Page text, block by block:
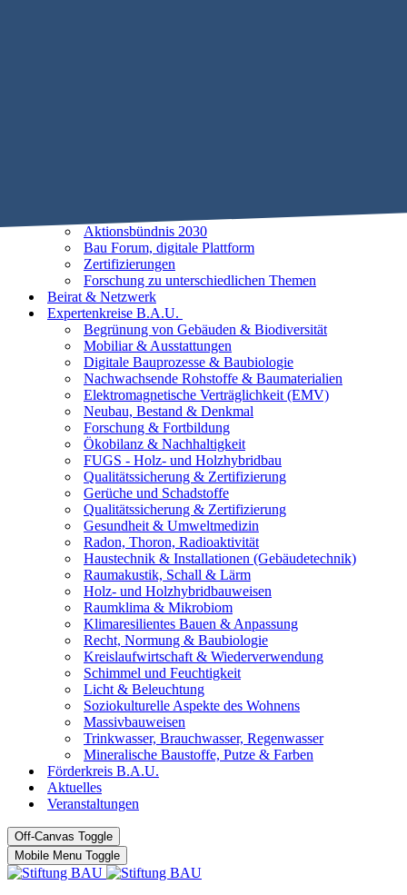
Aktionsbündnis 2030
Bau Forum, digitale Plattform
Zertifizierungen
Forschung zu unterschiedlichen Themen
Beirat & Netzwerk
Expertenkreise B.A.U.
Begrünung von Gebäuden & Biodiversität
Mobiliar & Ausstattungen
Digitale Bauprozesse & Baubiologie
Nachwachsende Rohstoffe & Baumaterialien
Elektromagnetische Verträglichkeit (EMV)
Neubau, Bestand & Denkmal
Forschung & Fortbildung
Ökobilanz & Nachhaltigkeit
FUGS - Holz- und Holzhybridbau
Qualitätssicherung & Zertifizierung
Gerüche und Schadstoffe
Qualitätssicherung & Zertifizierung
Gesundheit & Umweltmedizin
Radon, Thoron, Radioaktivität
Haustechnik & Installationen (Gebäudetechnik)
Raumakustik, Schall & Lärm
Holz- und Holzhybridbauweisen
Raumklima & Mikrobiom
Klimaresilientes Bauen & Anpassung
Recht, Normung & Baubiologie
Kreislaufwirtschaft & Wiederverwendung
Schimmel und Feuchtigkeit
Licht & Beleuchtung
Soziokulturelle Aspekte des Wohnens
Massivbauweisen
Trinkwasser, Brauchwasser, Regenwasser
Mineralische Baustoffe, Putze & Farben
Förderkreis B.A.U.
Aktuelles
Veranstaltungen
Off-Canvas Toggle
Mobile Menu Toggle